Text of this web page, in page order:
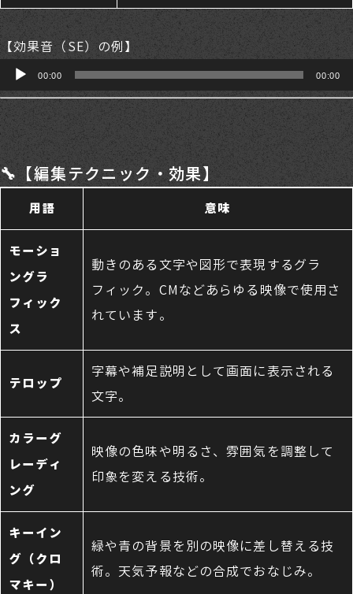
【効果音（SE）の例】
声
プ
ヤー
00:00 00:00
🔧【編集テクニック・効果】
用語 意味
モーショ
ングラ
フィック
ス
動きのある文字や図形で表現するグラ
フィック。CMなどあらゆる映像で使用さ
れています。
テロップ
字幕や補足説明として画面に表示される
文字。
カラーグ
レーディ
ング
映像の色味や明るさ、雰囲気を調整して
印象を変える技術。
キーイン
グ（クロ
マキー）
緑や青の背景を別の映像に差し替える技
術。天気予報などの合成でおなじみ。